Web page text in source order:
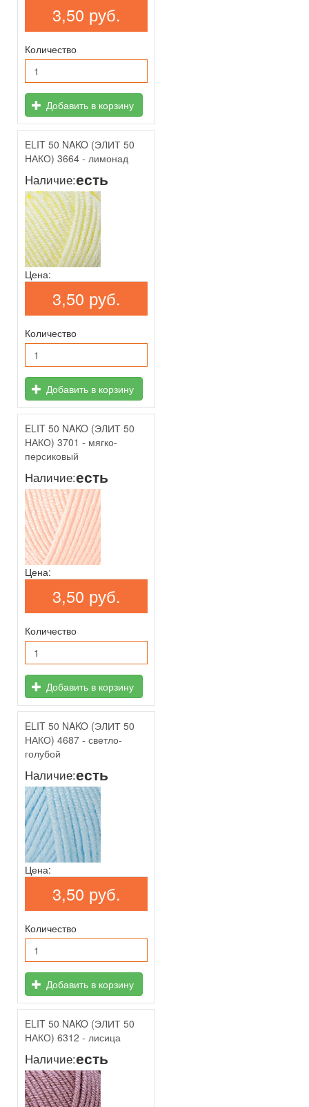
3,50 руб.
Количество
Добавить в корзину
ELIT 50 NAKO (ЭЛИТ 50
НАКО) 3664 - лимонад
Наличие:есть
Цена:
3,50 руб.
Количество
Добавить в корзину
ELIT 50 NAKO (ЭЛИТ 50
НАКО) 3701 - мягко-
персиковый
Наличие:есть
Цена:
3,50 руб.
Количество
Добавить в корзину
ELIT 50 NAKO (ЭЛИТ 50
НАКО) 4687 - светло-
голубой
Наличие:есть
Цена:
3,50 руб.
Количество
Добавить в корзину
ELIT 50 NAKO (ЭЛИТ 50
НАКО) 6312 - лисица
Наличие:есть